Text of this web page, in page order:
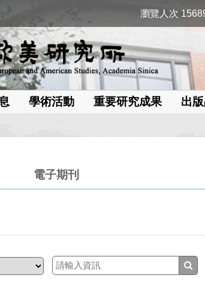
瀏覽人次
學術活動 重要研究成果 出
電子期刊